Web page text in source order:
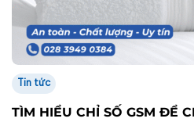
Tin tức
TÌM HIỂU CHỈ SỐ GSM ĐỂ